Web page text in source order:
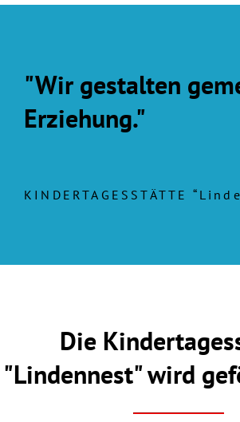
"Wir gestalten
Erziehung."
KINDERTAGESSTÄTTE
Die
"Lindennest" wird